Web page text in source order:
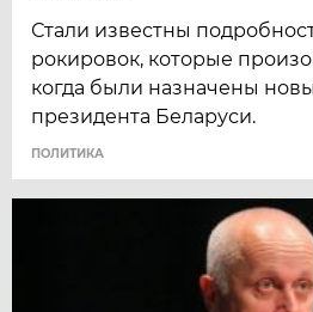
Стали известны
рокировок, которые
когда были назначены
президента Беларуси.
ПОЛИТИКА